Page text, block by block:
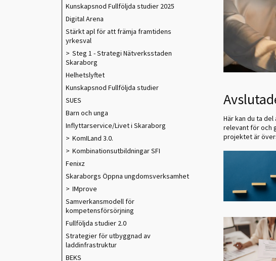
Kunskapsnod Fullföljda studier 2025
Digital Arena
Stärkt apl för att främja framtidens
yrkesval
Steg 1 - Strategi Nätverksstaden
Skaraborg
Helhetslyftet
Kunskapsnod Fullföljda studier
SUES
Barn och unga
Inflyttarservice/Livet i Skaraborg
KomILand 3.0.
Kombinationsutbildningar SFI
Fenixz
Skaraborgs Öppna ungdomsverksamhet
IMprove
Samverkansmodell för
kompetensförsörjning
Fullföljda studier 2.0
Strategier för utbyggnad av
laddinfrastruktur
BEKS
Här kan du ta
relevant för och
projektet är